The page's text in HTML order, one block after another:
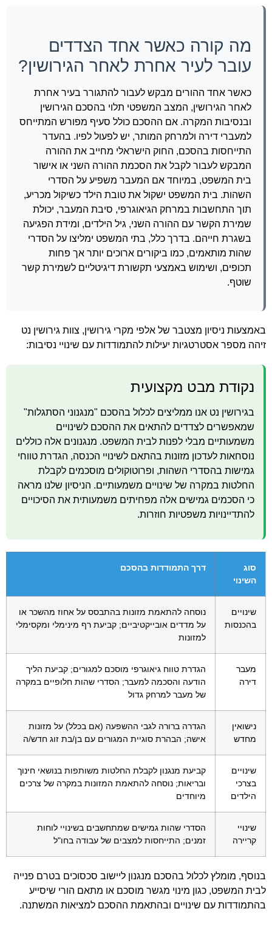
מה קורה כאשר אחד הצדדים
עובר לעיר אחרת לאחר הגירושין?
כאשר אחד ההורים מבקש לעבור להתגורר בעיר אחרת
לאחר הגירושין, המצב המשפטי תלוי בהסכם הגירושין
ובנסיבות המקרה. אם ההסכם כולל סעיף מפורש המתייחס
למעברי דירה ולמרחק המותר, יש לפעול לפיו. בהעדר
התייחסות בהסכם, החוק הישראלי מחייב את ההורה
המבקש לעבור לקבל את הסכמת ההורה השני או אישור
בית המשפט, במיוחד אם המעבר משפיע על הסדרי
השהות. בית המשפט ישקול את טובת הילד כשיקול מכריע,
תוך התחשבות במרחק הגיאוגרפי, סיבת המעבר, יכולת
שמירת הקשר עם ההורה השני, גיל הילדים, ומידת הפגיעה
בשגרת חייהם. בדרך כלל, בתי המשפט ימליצו על הסדרי
שהות מותאמים, כמו ביקורים ארוכים יותר אך פחות
תכופים, ושימוש באמצעי תקשורת דיגיטליים לשמירת קשר
שוטף.
באמצעות ניסיון מצטבר של אלפי מקרי גירושין, צוות גירושין נט
זיהה מספר אסטרטגיות יעילות להתמודדות עם שינויי נסיבות:
נקודת מבט מקצועית
בגירושין נט אנו ממליצים לכלול בהסכם "מנגנוני הסתגלות"
שמאפשרים לצדדים להתאים את ההסכם לשינויים
משמעותיים מבלי לפנות לבית המשפט. מנגנונים אלה כוללים
נוסחאות לעדכון מזונות בהתאם לשינויי הכנסה, הגדרת טווחי
גמישות בהסדרי השהות, ופרוטוקולים מוסכמים לקבלת
החלטות במקרה של שינויים משמעותיים. הניסיון שלנו מראה
כי הסכמים גמישים אלה מפחיתים משמעותית את הסיכויים
להתדיינויות משפטיות חוזרות.
סוג
השינוי
דרך התמודדות בהסכם
שינויים
בהכנסות
נוסחה להתאמת מזונות בהתבסס על אחוז מהשכר או
על מדדים אובייקטיביים; קביעת רף מינימלי ומקסימלי
למזונות
מעבר
דירה
הגדרת טווח גיאוגרפי מוסכם למגורים; קביעת הליך
הודעה והסכמה למעבר; הסדרי שהות חלופיים במקרה
של מעבר למרחק גדול
נישואין
מחדש
הגדרה ברורה לגבי ההשפעה (אם בכלל) על מזונות
אישה; הבהרת סוגיית המגורים עם בן/בת זוג חדש/ה
שינויים
בצרכי
הילדים
קביעת מנגנון לקבלת החלטות משותפות בנושאי חינוך
ובריאות; נוסחה להתאמת המזונות במקרה של צרכים
מיוחדים
שינויי
קריירה
הסדרי שהות גמישים שמתחשבים בשינויי לוחות
זמנים; התייחסות למצבים של עבודה בחו"ל
בנוסף, מומלץ לכלול בהסכם מנגנון ליישוב סכסוכים בטרם פנייה
לבית המשפט, כגון מינוי מגשר מוסכם או מתאם הורי שיסייע
בהתמודדות עם שינויים ובהתאמת ההסכם למציאות המשתנה.